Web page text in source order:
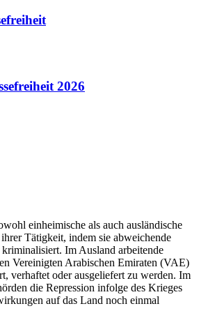
2026
einheimische als auch ausländische
Tätigkeit, indem sie abweichende
Im Ausland arbeitende
Vereinigten Arabischen Emiraten (VAE)
verhaftet oder ausgeliefert zu werden. Im
die Repression infolge des Krieges
auf das Land noch einmal